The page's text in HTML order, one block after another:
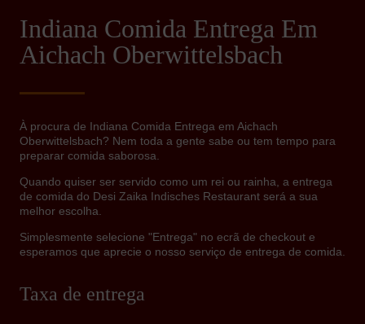
Indiana Comida Entrega Em
Aichach Oberwittelsbach
À procura de Indiana Comida Entrega em Aichach
Oberwittelsbach? Nem toda a gente sabe ou tem tempo para
preparar comida saborosa.
Quando quiser ser servido como um rei ou rainha, a entrega
de comida do Desi Zaika Indisches Restaurant será a sua
melhor escolha.
Simplesmente selecione "Entrega" no ecrã de checkout e
esperamos que aprecie o nosso serviço de entrega de comida.
Taxa de entrega